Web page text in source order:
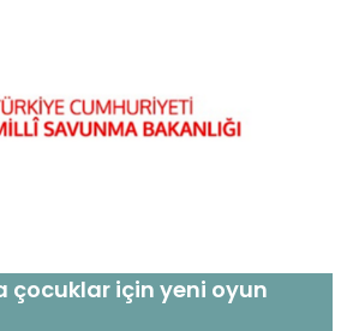
çocuklar için yeni oyun